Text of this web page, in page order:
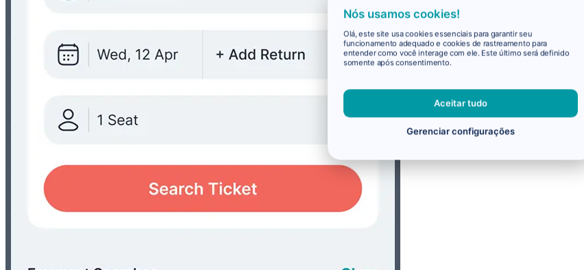
Nós usamos cookies!
Olá, este site usa cookies essenciais para garantir seu
funcionamento adequado e cookies de rastreamento para
entender como você interage com ele. Este último será definido
somente após consentimento.
Aceitar tudo
Gerenciar configurações